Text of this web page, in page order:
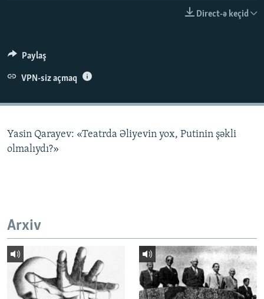
İZ - MƏDƏNIYYƏT PROQRAMI
MATERIALLARIMIZDAN ISTIFADƏ
AZADLIQRADIOSU MOBIL TELEFONUNUZDA
RFE/RL-in bütün saytları
Direct-ə keçid
Paylaş
VPN-siz açmaq
Yasin Qarayev: «Teatrda Əliyevin yox, Putinin şəkli
olmalıydı?»
Arxiv